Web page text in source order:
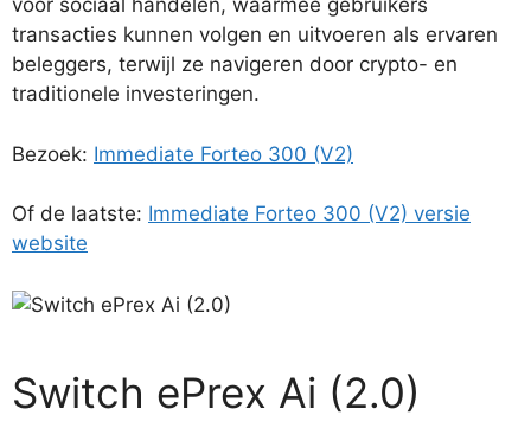
voor sociaal handelen, waarmee gebruikers
transacties kunnen volgen en uitvoeren als ervaren
beleggers, terwijl ze navigeren door crypto- en
traditionele investeringen.
Bezoek: Immediate Forteo 300 (V2)
Of de laatste: Immediate Forteo 300 (V2) versie
website
Switch ePrex Ai (2.0)